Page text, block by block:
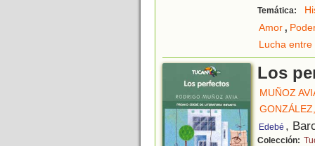
Temática:
Amor,
Lucha entre
Los
MUÑOZ
Edebé ,
Colección: